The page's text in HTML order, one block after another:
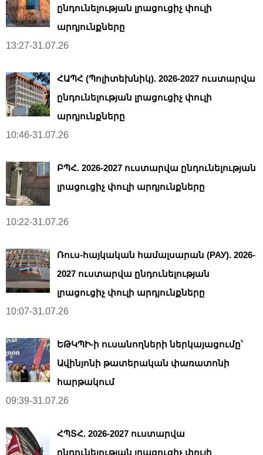
ընդունելության լրացուցիչ փուլի
արդյունքները
13:27-31.07.26
ՀԱՊՀ (Պոլիտեխնիկ). 2026-2027 ուստարվա
ընդունելության լրացուցիչ փուլի
արդյունքները
10:46-31.07.26
ԲՊՀ. 2026-2027 ուստարվա ընդունելության
լրացուցիչ փուլի արդյունքները
10:22-31.07.26
Ռուս-հայկական համալսարան (РАУ). 2026-
2027 ուստարվա ընդունելության
լրացուցիչ փուլի արդյունքները
10:07-31.07.26
ԵԹԿՊԻ-ի ուսանողների ներկայացումը՝
Ավինյոնի թատերական փառատոնի
հարթակում
09:39-31.07.26
ՀՊՏՀ. 2026-2027 ուստարվա
ընդունելության լրացուցիչ փուլի